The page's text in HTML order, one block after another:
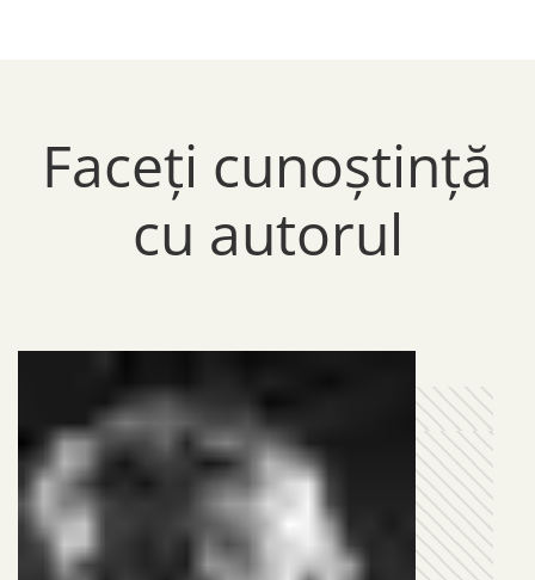
Faceți cunoștință
cu autorul